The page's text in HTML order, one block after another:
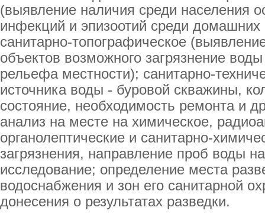
(выявление наличия среди населения
инфекций и эпизоотий среди
санитарно-топографическое
объектов возможного загрязнение
рельефа местности); санитарно-
источника воды - буровой скважины,
состояние, необходимость ремонта и
анализ на месте на химическое,
органолептические и санитарно-
загрязнения, направление проб воды
исследование; определение места
водоснабжения и зон его санитарной
донесения о результатах разведки.